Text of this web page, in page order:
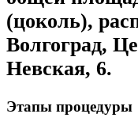
(цоколь),
Волгоград,
Невская, 6.
Этапы процедуры